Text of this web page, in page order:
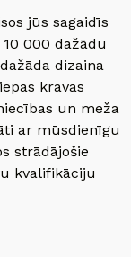
jūs sagaidīs
000 dažādu
dizaina
kravas
un meža
ar mūsdienīgu
strādājošie
kvalifikāciju